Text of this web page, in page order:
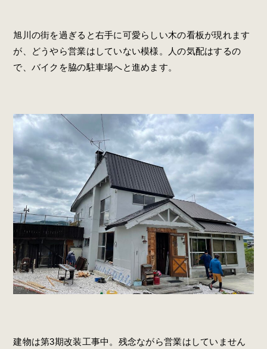
旭川の街を過ぎると右手に可愛らしい木の看板が現れます
が、どうやら営業はしていない模様。人の気配はするの
で、バイクを脇の駐車場へと進めます。
建物は第3期改装工事中。残念ながら営業はしていません